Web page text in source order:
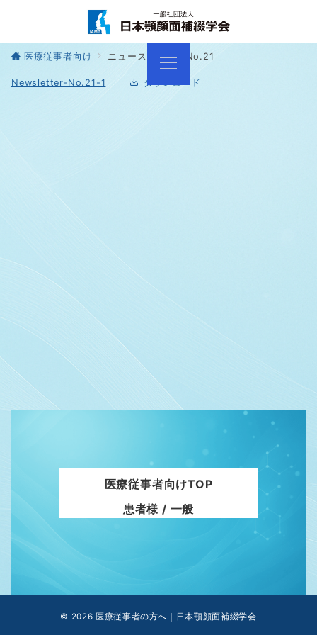
医療従事者向け ニュースレター No.21
Newsletter-No.21-1 ダウンロード
医療従事者向けTOP
患者様 / 一般
© 2026 医療従事者の方へ｜日本顎顔面補綴学会